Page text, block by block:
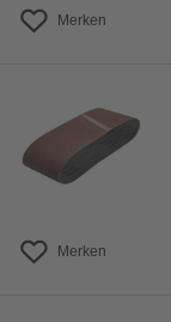
Merken
Merken